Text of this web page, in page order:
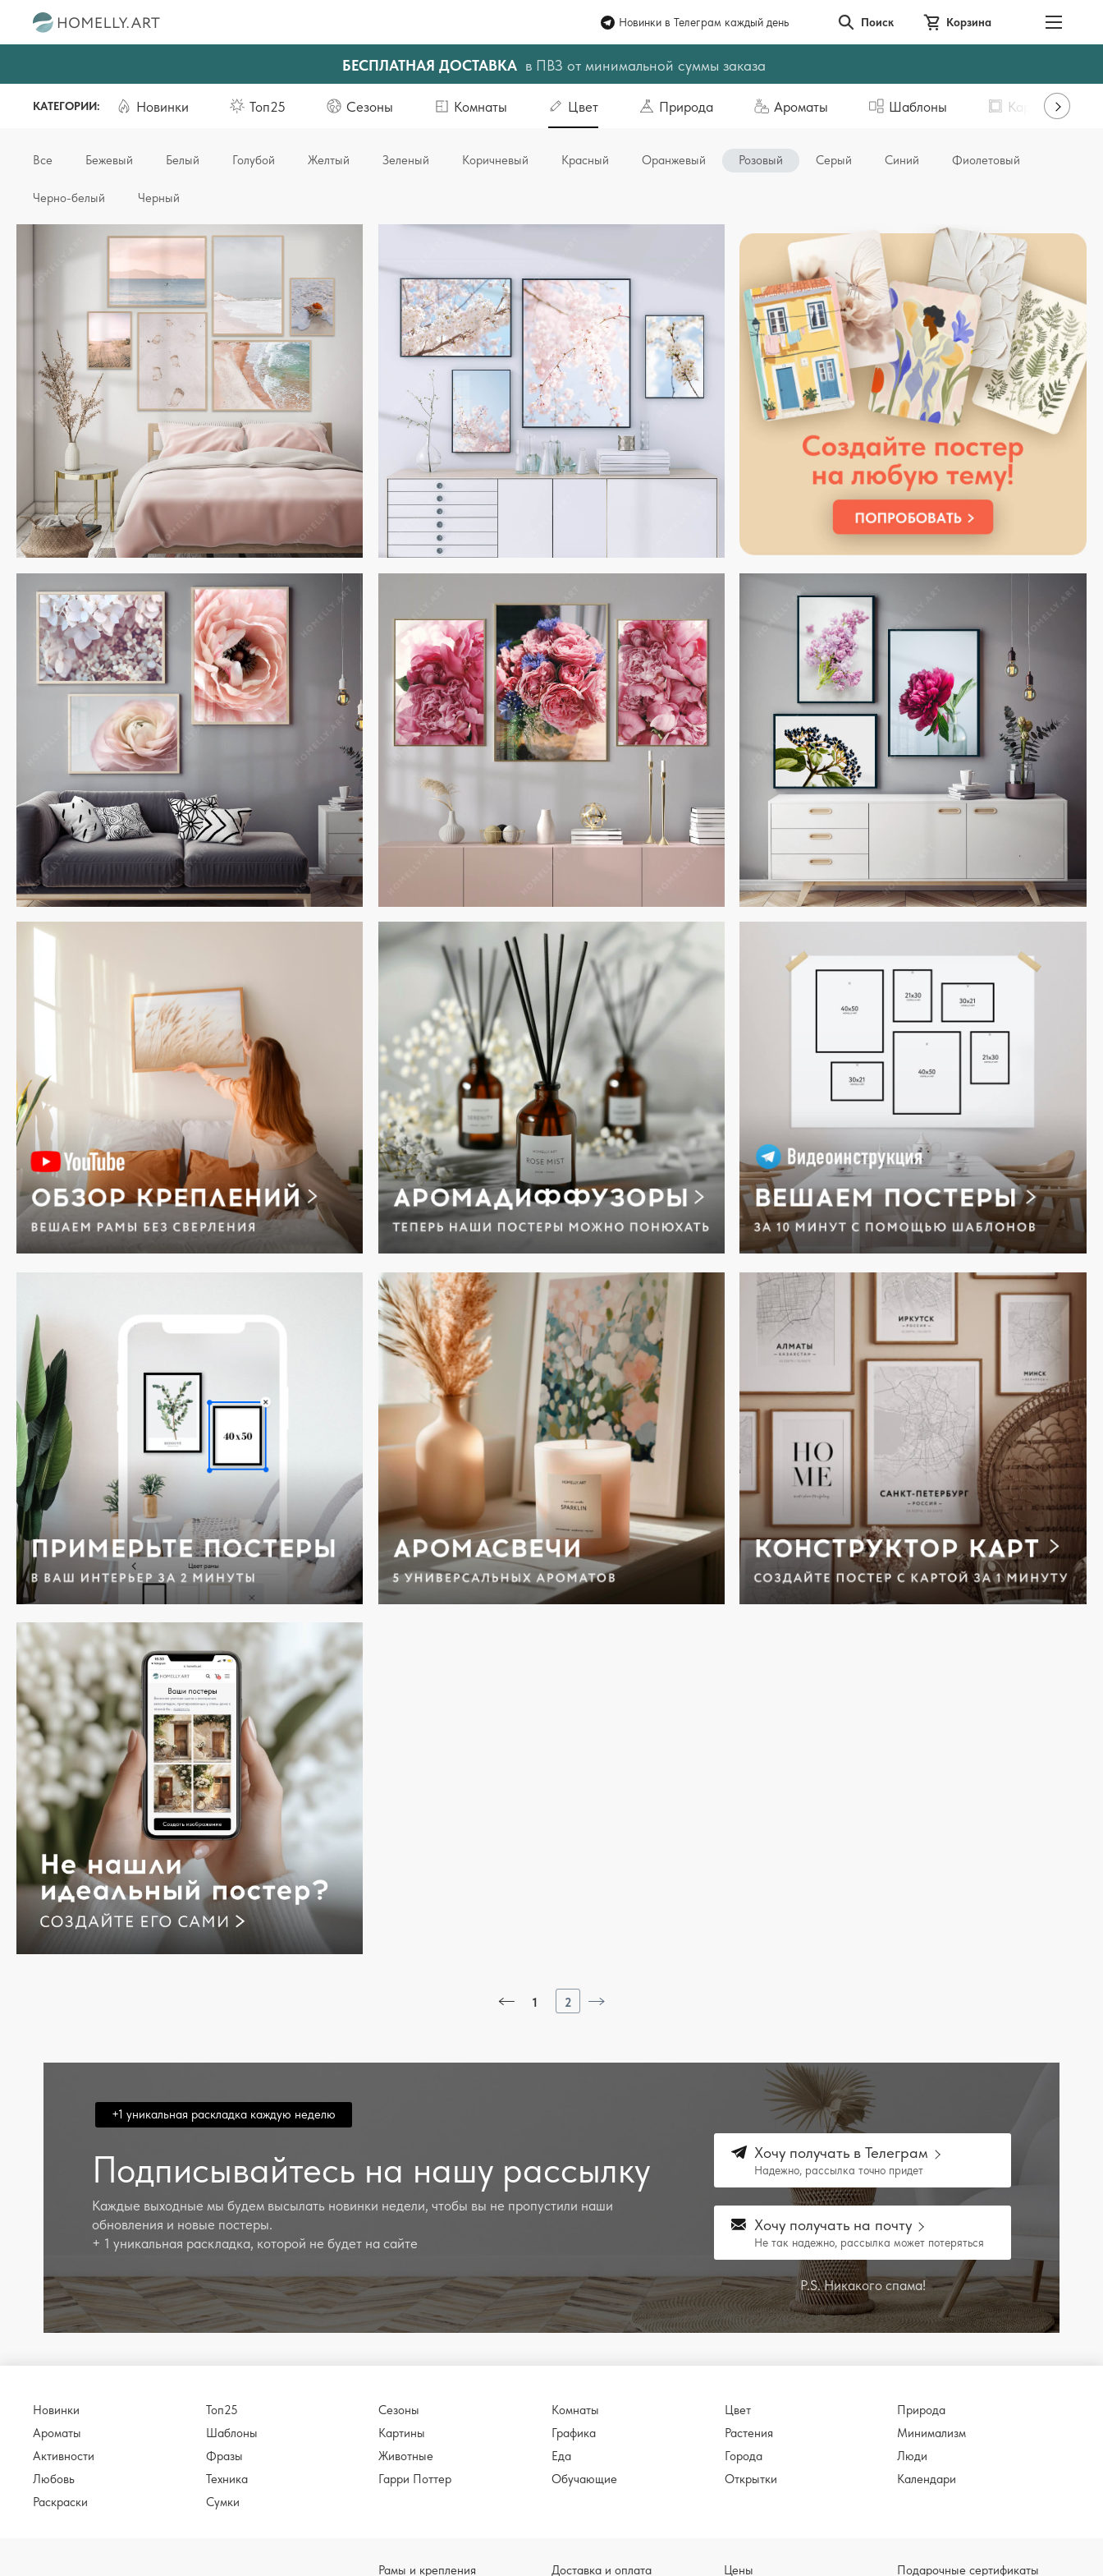
Новинки в Телеграм каждый день Поиск Корзина
БЕСПЛАТНАЯ ДОСТАВКА в ПВЗ от минимальной суммы заказа
КАТЕГОРИИ: Новинки Топ25 Сезоны Комнаты Цвет Природа Ароматы Шаблоны Картины
Все Бежевый Белый Голубой Желтый Зеленый Коричневый Красный Оранжевый Розовый Серый Синий Фиолетовый
Черно-белый Черный
1 2
+1 уникальная раскладка каждую неделю
Подписывайтесь на нашу рассылку
Каждые выходные мы будем высылать новинки недели, чтобы вы не пропустили наши
обновления и новые постеры.
+ 1 уникальная раскладка, которой не будет на сайте
Хочу получать в Телеграм
Надежно, рассылка точно придет
Хочу получать на почту
Не так надежно, рассылка может потеряться
P.S. Никакого спама!
Новинки Топ25 Сезоны Комнаты Цвет
Природа
Ароматы
Шаблоны Картины Графика Растения
Минимализм
Активности
Фразы Животные Еда Города
Люди
Любовь
Техника Гарри Поттер Обучающие Открытки
Календари
Раскраски
Сумки
Рамы и крепления Доставка и оплата Цены Подарочные сертификаты